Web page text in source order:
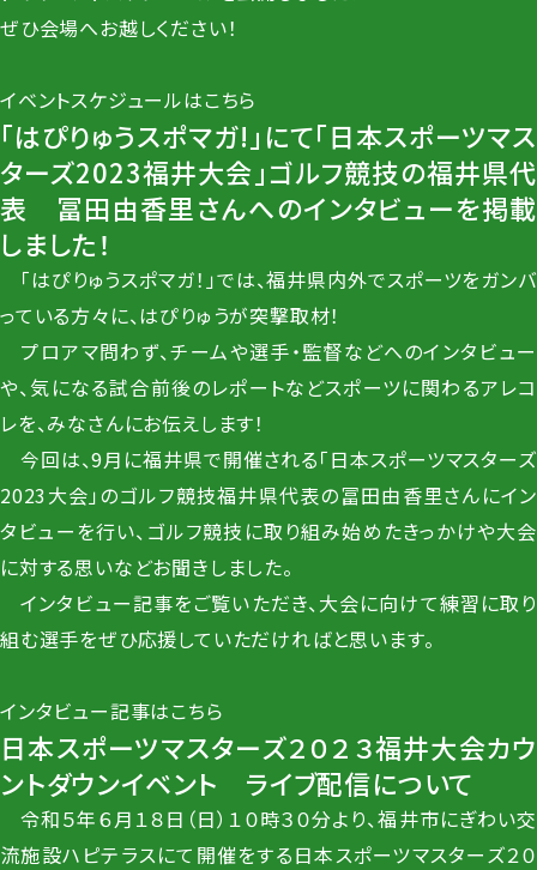
ぜひ会場へお越しください！
イベントスケジュールはこちら
「はぴりゅうスポマガ!」にて「日本スポーツマス
ターズ2023福井大会」ゴルフ競技の福井県代
表 冨田由香里さんへのインタビューを掲載
しました！
「はぴりゅうスポマガ！」では、福井県内外でスポーツをガンバ
っている方々に、はぴりゅうが突撃取材！
プロアマ問わず、チームや選手・監督などへのインタビュー
や、気になる試合前後のレポートなどスポーツに関わるアレコ
レを、みなさんにお伝えします！
今回は、9月に福井県で開催される「日本スポーツマスターズ
2023大会」のゴルフ競技福井県代表の冨田由香里さんにイン
タビューを行い、ゴルフ競技に取り組み始めたきっかけや大会
に対する思いなどお聞きしました。
インタビュー記事をご覧いただき、大会に向けて練習に取り
組む選手をぜひ応援していただければと思います。
インタビュー記事はこちら
日本スポーツマスターズ２０２３福井大会カウ
ントダウンイベント ライブ配信について
令和５年６月１８日（日）１０時３０分より、福井市にぎわい交
流施設ハピテラスにて開催をする日本スポーツマスターズ２０